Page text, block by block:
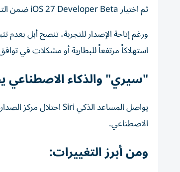
ثم اختيار iOS 27 Developer Beta ضمن التحديثات التجريبية.
ورغم إتاحة الإصدار للتجربة، تنصح أبل بعدم
استهلاكاً مرتفعاً للبطارية أو مشكلات في
"سيري" والذكاء
الاصطناعي.
ومن أبرز التغييرات: